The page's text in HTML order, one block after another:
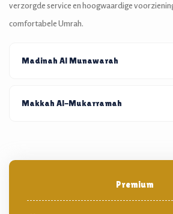
verzorgde service en hoogwaardige
comfortabele Umrah.
Madinah Al Munawarah
Makkah Al-Mukarramah
Premium